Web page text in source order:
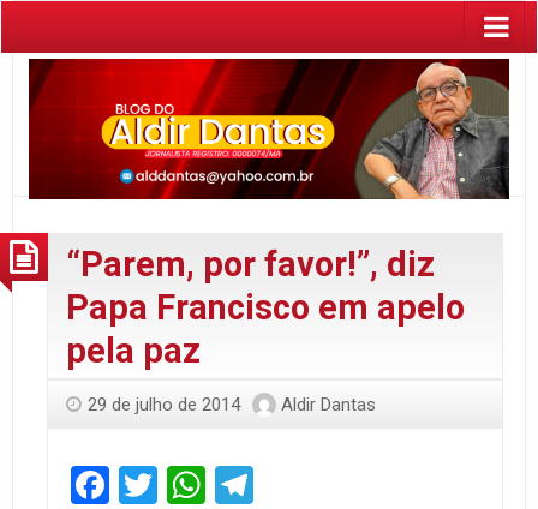
“Parem, por favor!”, diz
Papa Francisco em apelo
pela paz
29 de julho de 2014 Aldir Dantas
Facebook
TwitterWhatsApp